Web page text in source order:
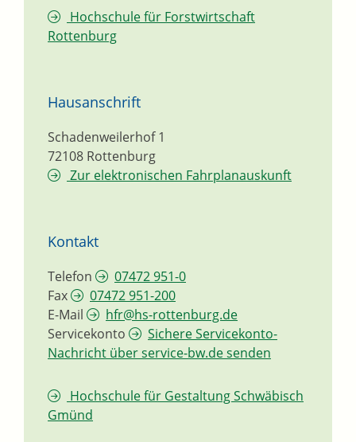
Hochschule für Forstwirtschaft
Rottenburg
Hausanschrift
Schadenweilerhof 1
72108 Rottenburg
Zur elektronischen Fahrplanauskunft
Kontakt
Telefon
07472 951-0
Fax
07472 951-200
E-Mail
hfr@hs-rottenburg.de
Servicekonto
Sichere Servicekonto-
Nachricht über service-bw.de senden
Hochschule für Gestaltung Schwäbisch
Gmünd